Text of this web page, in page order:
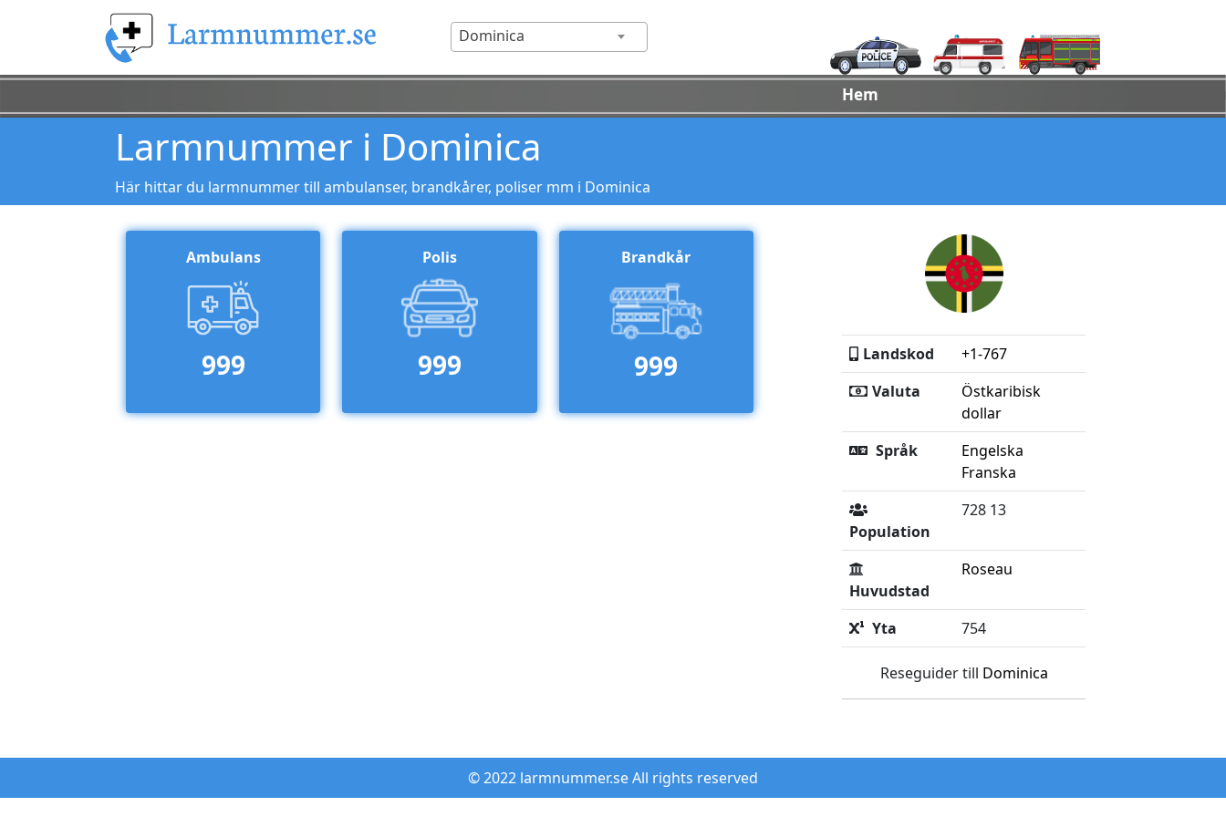
Dominica
Hem
Larmnummer i Dominica
Här hittar du larmnummer till ambulanser, brandkårer, poliser mm i Dominica
Ambulans
999
Polis
999
Brandkår
999 Landskod
+1-767
Valuta
Östkaribisk
dollar
Språk
Engelska
Franska
Population
728 13
Huvudstad
Roseau
Yta 754
Reseguider till Dominica
© 2022 larmnummer.se All rights reserved